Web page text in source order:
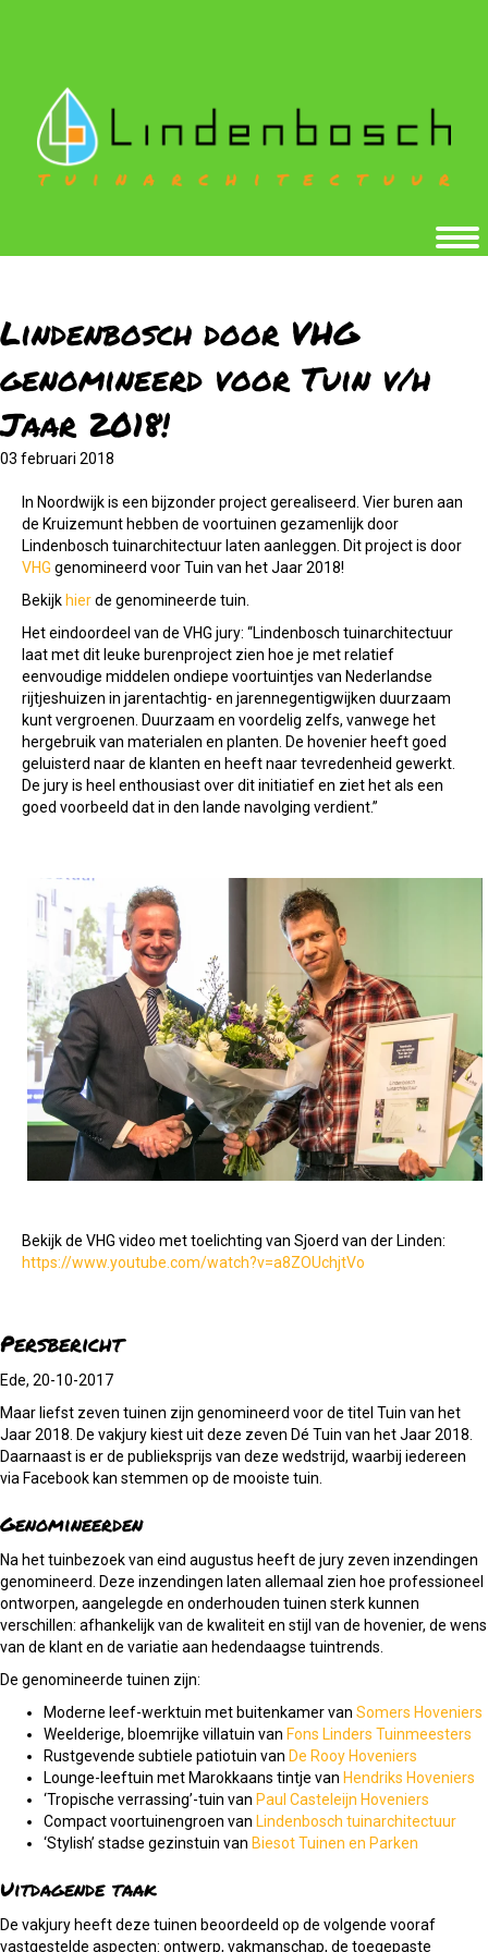
Lindenbosch door VHG
genomineerd voor Tuin v/h
Jaar 2018!
03 februari 2018
In Noordwijk is een bijzonder project gerealiseerd. Vier buren aan
de Kruizemunt hebben de voortuinen gezamenlijk door
Lindenbosch tuinarchitectuur laten aanleggen. Dit project is door
VHG genomineerd voor Tuin van het Jaar 2018!
Bekijkhierde genomineerde tuin.
Het eindoordeel van de VHG jury: “Lindenbosch tuinarchitectuur
laat met dit leuke burenproject zien hoe je met relatief
eenvoudige middelen ondiepe voortuintjes van Nederlandse
rijtjeshuizen in jarentachtig- en jarennegentigwijken duurzaam
kunt vergroenen. Duurzaam en voordelig zelfs, vanwege het
hergebruik van materialen en planten. De hovenier heeft goed
geluisterd naar de klanten en heeft naar tevredenheid gewerkt.
De jury is heel enthousiast over dit initiatief en ziet het als een
goed voorbeeld dat in den lande navolging verdient.”
Bekijk de VHG video met toelichting van Sjoerd van der Linden:
https://www.youtube.com/watch?v=a8ZOUchjtVo
Persbericht
Ede, 20-10-2017
Maar liefst zeven tuinen zijn genomineerd voor de titel Tuin van het
Jaar 2018. De vakjury kiest uit deze zeven Dé Tuin van het Jaar 2018.
Daarnaast is er de publieksprijs van deze wedstrijd, waarbij iedereen
via Facebook kan stemmen op de mooiste tuin.
Genomineerden
Na het tuinbezoek van eind augustus heeft de jury zeven inzendingen
genomineerd. Deze inzendingen laten allemaal zien hoe professioneel
ontworpen, aangelegde en onderhouden tuinen sterk kunnen
verschillen: afhankelijk van de kwaliteit en stijl van de hovenier, de wens
van de klant en de variatie aan hedendaagse tuintrends.
De genomineerde tuinen zijn:
Moderne leef-werktuin met buitenkamer van Somers Hoveniers
Weelderige, bloemrijke villatuin van Fons Linders Tuinmeesters
Rustgevende subtiele patiotuin van De Rooy Hoveniers
Lounge-leeftuin met Marokkaans tintje van Hendriks Hoveniers
‘Tropische verrassing’-tuin van Paul Casteleijn Hoveniers
Compact voortuinengroen van Lindenbosch tuinarchitectuur
‘Stylish’ stadse gezinstuin van Biesot Tuinen en Parken
Uitdagende taak
De vakjury heeft deze tuinen beoordeeld op de volgende vooraf
vastgestelde aspecten: ontwerp, vakmanschap, de toegepaste